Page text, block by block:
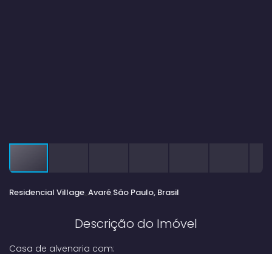
Residencial Village Avaré São Paulo, Brasil
Descrição do Imóvel
Casa de alvenaria com: